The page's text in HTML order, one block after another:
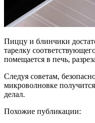
Пиццу и блинчики
тарелку
помещается в печь,
Следуя советам,
микроволновке
делал.
Похожие публикации: